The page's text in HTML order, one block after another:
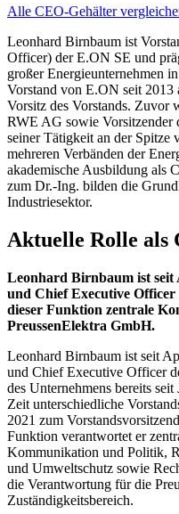
Alle CEO-Gehälter
Leonhard Birnbaum ist
Officer) der E.ON SE und
großer Energieunternehmen
Vorstand von E.ON seit
Vorsitz des Vorstands. Zuvor
RWE AG sowie Vorsitzender
seiner Tätigkeit an der Spitze
mehreren Verbänden der
akademische Ausbildung als
zum Dr.-Ing. bilden die
Industriesektor.
Aktuelle Rolle als
Leonhard Birnbaum ist seit
und Chief Executive
dieser Funktion zentrale
PreussenElektra GmbH.
Leonhard Birnbaum ist seit
und Chief Executive Officer
des Unternehmens bereits
Zeit unterschiedliche
2021 zum
Funktion verantwortet er
Kommunikation und Politik,
und Umweltschutz sowie
die Verantwortung für die
Zuständigkeitsbereich.